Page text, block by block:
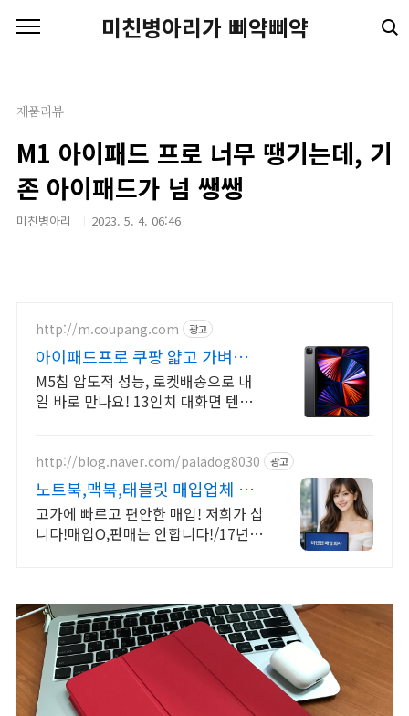
미친병아리가 삐약삐약
제품리뷰
M1 아이패드 프로 너무 땡기는데, 기
존 아이패드가 넘 쌩쌩
미친병아리 2023. 5. 4. 06:46
http://m.coupang.com 광고
아이패드프로 쿠팡 얇고 가벼운
휴대성
M5칩 압도적 성능, 로켓배송으로 내
일 바로 만나요! 13인치 대화면 텐덤
http://blog.naver.com/paladog8030 광고
노트북,맥북,태블릿 매입업체 저
희가 삽니다! 매입O판매X
고가에 빠르고 편안한 매입! 저희가 삽
니다!매입O,판매는 안합니다!/17년된